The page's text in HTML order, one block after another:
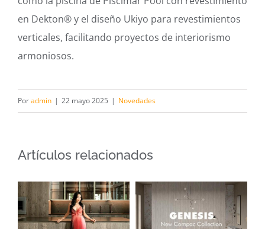
en Dekton® y el diseño Ukiyo para revestimientos
verticales, facilitando proyectos de interiorismo
armoniosos.
Poradmin | 22 mayo 2025 | Novedades
Artículos relacionados